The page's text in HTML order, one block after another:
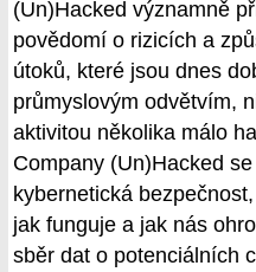
(Un)Hacked významně
povědomí o rizicích a
útoků, které jsou dnes
průmyslovým odvětvím,
aktivitou několika málo
Company (Un)Hacked
kybernetická
jak funguje a jak nás
sběr dat o potenciálních